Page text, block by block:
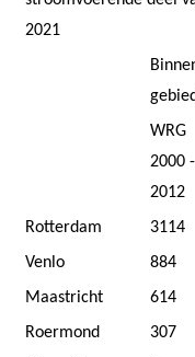
2021
WRG
2000 -
2012
Rotterdam 3114
Venlo
884
Maastricht
614
Roermond
307